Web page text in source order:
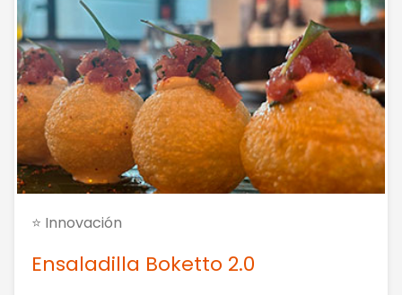
⭐ Innovación
Ensaladilla Boketto 2.0